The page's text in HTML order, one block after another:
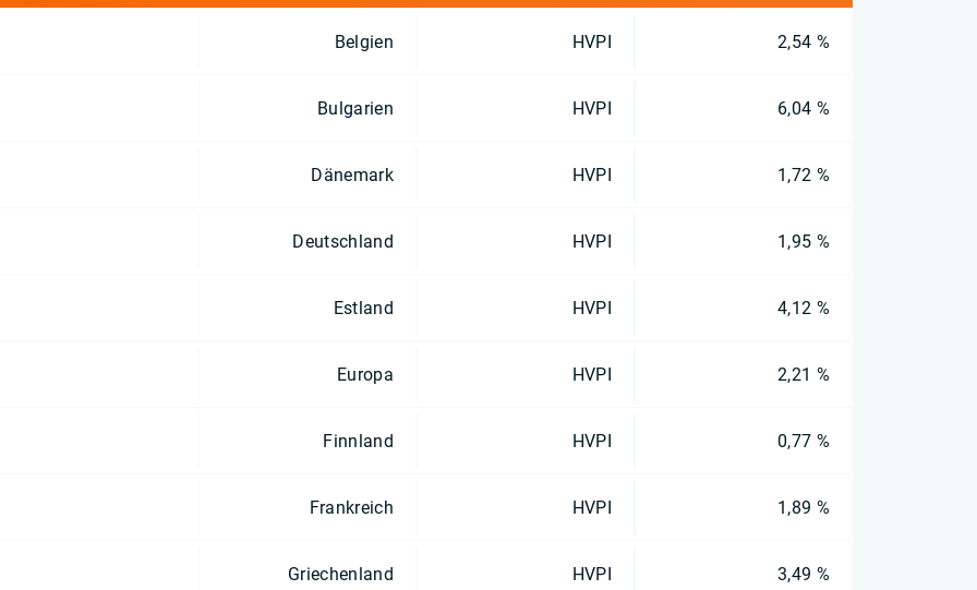
Belgien HVPI 2,54 %
Bulgarien HVPI 6,04 %
Dänemark HVPI 1,72 %
Deutschland HVPI 1,95 %
Estland HVPI 4,12 %
Europa HVPI 2,21 %
Finnland HVPI 0,77 %
Frankreich HVPI 1,89 %
Griechenland HVPI 3,49 %